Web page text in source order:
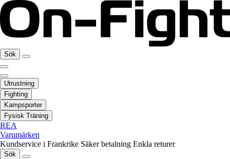
Sök
Utrustning
Fighting
Kampsporter
Fysisk Träning
REA
Varumärken
Kundservice i Frankrike Säker betalning Enkla returer
Sök